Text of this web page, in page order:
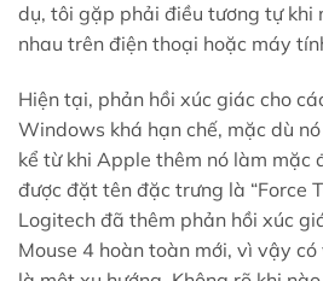
dụ, tôi gặp phải điều tương tự khi
nhau trên điện thoại hoặc máy
Hiện tại, phản hồi xúc giác cho
Windows khá hạn chế, mặc dù
kể từ khi Apple thêm nó làm mặc
được đặt tên đặc trưng là “Force
Logitech đã thêm phản hồi xúc
Mouse 4 hoàn toàn mới, vì vậy